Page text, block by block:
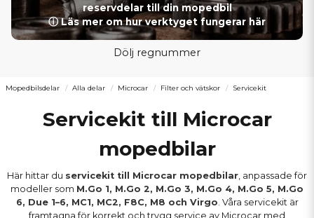
reservdelar till din mopedbil
ⓘ Läs mer om hur verktyget fungerar här
Dölj regnummer
Mopedbilsdelar Alla delar Microcar Filter och vätskor Servicekit
Servicekit till Microcar
mopedbilar
Här hittar du servicekit till Microcar mopedbilar, anpassade för
modeller som M.Go 1, M.Go 2, M.Go 3, M.Go 4, M.Go 5, M.Go
6, Due 1–6, MC1, MC2, F8C, M8 och Virgo. Våra servicekit är
framtagna för korrekt och trygg service av Microcar med